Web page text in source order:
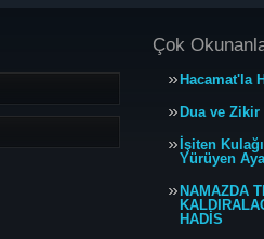
Çok
Hacamat'la
Dua ve
İşiten
Yürüyen
NAMAZDA
HADİS